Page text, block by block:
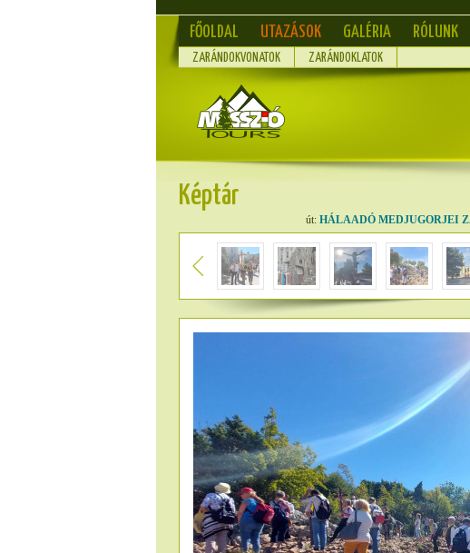
FŐOLDAL UTAZÁSOK GALÉRIA RÓLUNK
ZARÁNDOKVONATOK ZARÁNDOKLATOK
Képtár
út: HÁLAADÓ MEDJUGORJEI